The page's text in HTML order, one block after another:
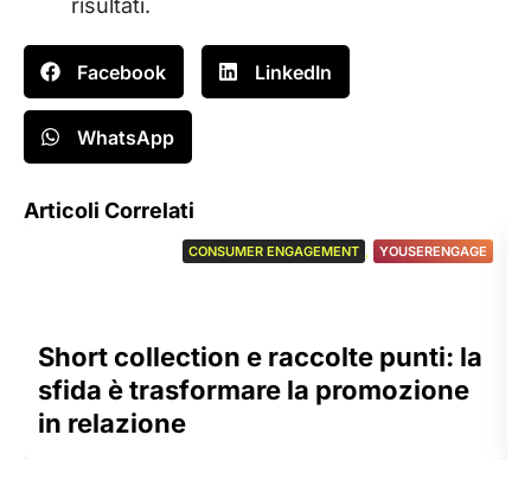
risultati.
Facebook LinkedIn
WhatsApp
Articoli Correlati
Short collection e raccolte punti: la
sfida è trasformare la promozione
in relazione
CONSUMER ENGAGEMENT , YOUSERENGAGE